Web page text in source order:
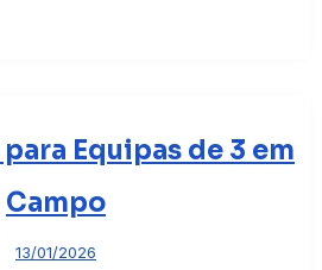
Equipas de 3 em
Campo
13/01/2026